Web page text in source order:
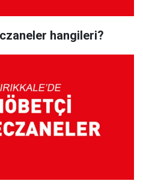
hangileri?